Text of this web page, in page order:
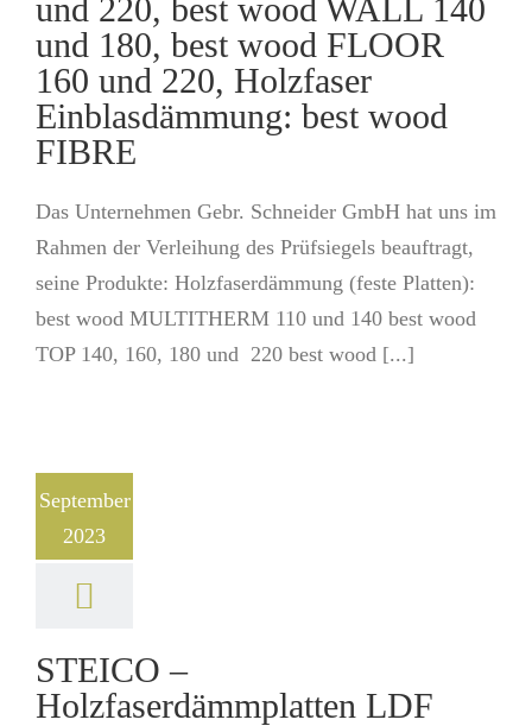
und 220, best wood WALL 140
und 180, best wood FLOOR
160 und 220, Holzfaser
Einblasdämmung: best wood
FIBRE
Das Unternehmen Gebr. Schneider GmbH hat uns im
Rahmen der Verleihung des Prüfsiegels beauftragt,
seine Produkte: Holzfaserdämmung (feste Platten):
best wood MULTITHERM 110 und 140 best wood
TOP 140, 160, 180 und 220 best wood [...]
September
2023
STEICO –
Holzfaserdämmplatten LDF